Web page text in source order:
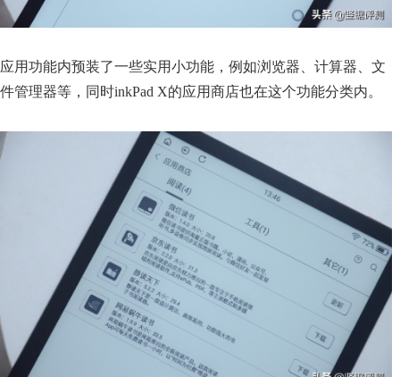
应用功能内预装了一些实用小功能，例如浏览器、计算器、文
件管理器等，同时inkPad X的应用商店也在这个功能分类内。